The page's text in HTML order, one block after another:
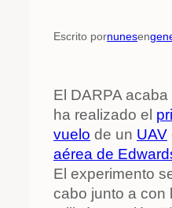
Escrito pornunesen
El DARPA
ha realizado el
vuelo de un UAV
aérea de
El experimento
cabo junto a con